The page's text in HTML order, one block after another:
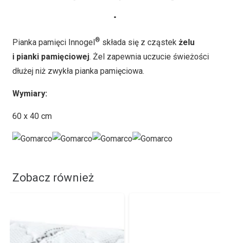
.
Pianka pamięci Innogel ® składa się z cząstek żelu
i pianki pamięciowej. Żel zapewnia uczucie świeżości
dłużej niż zwykła pianka pamięciowa.
Wymiary:
60 x 40 cm
Zobacz również